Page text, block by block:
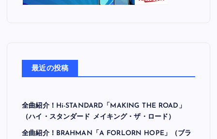
最近の投稿
全曲紹介！Hi-STANDARD「MAKING THE ROAD」
（ハイ・スタンダード メイキング・ザ・ロード）
全曲紹介！BRAHMAN「A FORLORN HOPE」（ブラ